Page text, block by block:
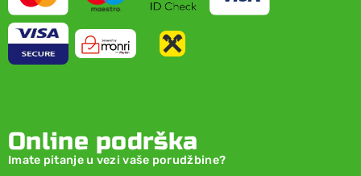
Online podrška
Imate pitanje u vezi vaše porudžbine?